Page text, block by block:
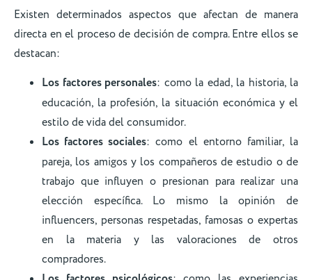
Existen determinados aspectos que afectan de manera
directa en el proceso de decisión de compra. Entre ellos se
destacan:
Los factores personales: como la edad, la historia, la
educación, la profesión, la situación económica y el
estilo de vida del consumidor.
Los factores sociales: como el entorno familiar, la
pareja, los amigos y los compañeros de estudio o de
trabajo que influyen o presionan para realizar una
elección específica. Lo mismo la opinión de
influencers, personas respetadas, famosas o expertas
en la materia y las valoraciones de otros
compradores.